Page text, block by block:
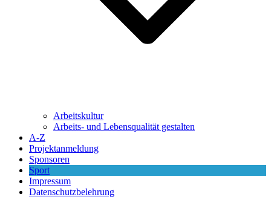
Arbeitskultur
Arbeits- und Lebensqualität gestalten
A-Z
Projektanmeldung
Sponsoren
Sport
Impressum
Datenschutzbelehrung